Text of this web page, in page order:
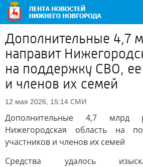
Дополнительные 4,7
направит
на поддержку СВО, ее
и членов их семей
12 мая 2026, 15:14 СМИ
Дополнительные 4,7 млрд
Нижегородская область на
участников и членов их семей
Средства удалось